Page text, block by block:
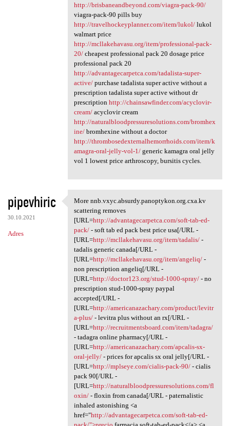
http://brisbaneandbeyond.com/viagra-pack-90/
viagra-pack-90 pills buy
http://travelhockeyplanner.com/item/lukol/lukol
walmart price
http://mcllakehavasu.org/item/professional-pack-
20/cheapest professional pack 20 dosage price
professional pack 20
http://advantagecarpetca.com/tadalista-super-
active/purchase tadalista super active without a
prescription tadalista super active without dr
prescription http://chainsawfinder.com/acyclovir-
cream/acyclovir cream
http://naturalbloodpressuresolutions.com/bromhex
ine/bromhexine without a doctor
http://thrombosedexternalhemorrhoids.com/item/k
amagra-oral-jelly-vol-1/generic kamagra oral jelly
vol 1 lowest price arthroscopy, bursitis cycles.
pipevhiric
30.10.2021
Adres
More nnb.vxyc.absurdy
More nnb.vxyc.absurdy.panoptykon.org.cxa.kv
scattering removes
[URL=http://advantagecarpetca.com/soft-tab-ed-
pack/- soft tab ed pack best price usa[/URL -
[URL=http://mcllakehavasu.org/item/tadalis/-
tadalis generic canada[/URL -
[URL=http://mcllakehavasu.org/item/angeliq/-
non prescription angeliq[/URL -
[URL=http://doctor123.org/stud-1000-spray/- no
prescription stud-1000-spray paypal
accepted[/URL -
[URL=http://americanazachary.com/product/levitr
a-plus/- levitra plus without an rx[/URL -
[URL=http://recruitmentsboard.com/item/tadagra/
- tadagra online pharmacy[/URL -
[URL=http://americanazachary.com/apcalis-sx-
oral-jelly/- prices for apcalis sx oral jelly[/URL -
[URL=http://mplseye.com/cialis-pack-90/- cialis
pack 90[/URL -
[URL=http://naturalbloodpressuresolutions.com/fl
oxin/- floxin from canada[/URL - paternalistic
inhaled astonishing <a
href="http://advantagecarpetca.com/soft-tab-ed-